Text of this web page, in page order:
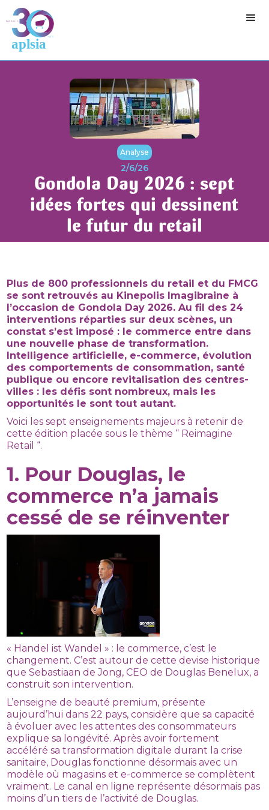
Analyse
2/6/26
Gondola Day 2026 : sept
idées fortes qui dessinent
le futur du retail
Plus de 800 professionnels du retail et du FMCG
se sont retrouvés au Kinepolis Imagibraine à
l’occasion de Gondola Day 2026. Au fil des 24
interventions réparties sur deux scènes, un
constat s’est imposé : le commerce entre dans
une nouvelle phase de transformation.
Intelligence artificielle, e-commerce, évolution
des comportements de consommation, santé
publique ou encore revitalisation des centres-
villes : les défis sont nombreux, mais les
opportunités le sont tout autant.
Voici les sept enseignements majeurs à retenir de
cette édition placée sous le thème “ Reimagine
Retail “.
1. Pour Douglas, le
commerce n’a jamais
cessé de se réinventer
« Handel ist Wandel » : le commerce, c’est le
changement. C’est autour de cette devise historique
que Sebastiaan de Jong, CEO de Douglas Benelux, a
construit son intervention.
L’enseigne de beauté premium, présente
aujourd’hui dans 22 pays, considère que sa capacité
à évoluer avec les attentes des consommateurs
explique sa longévité. Après avoir fortement
accéléré sa transformation digitale durant la crise
sanitaire, Douglas fonctionne désormais avec un
modèle où magasins et e-commerce se complètent
vraiment. Le canal en ligne représente désormais pas
moins d’un tiers de l’activité de Douglas.